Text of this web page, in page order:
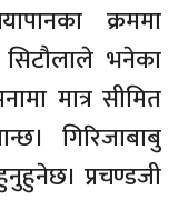
क्रममा
भनेका
मात्र सीमित
गिरिजाबाबु
प्रचण्डजी